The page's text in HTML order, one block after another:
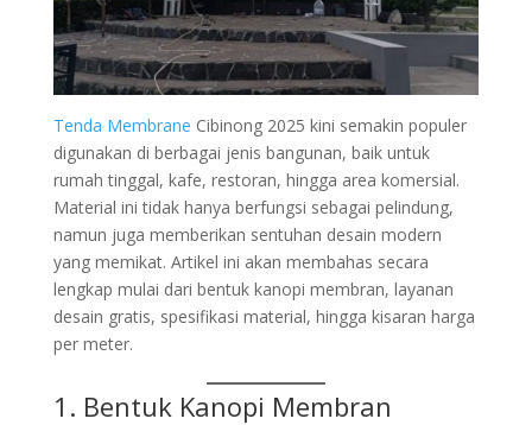
Tenda Membrane Cibinong 2025 kini semakin populer
digunakan di berbagai jenis bangunan, baik untuk
rumah tinggal, kafe, restoran, hingga area komersial.
Material ini tidak hanya berfungsi sebagai pelindung,
namun juga memberikan sentuhan desain modern
yang memikat. Artikel ini akan membahas secara
lengkap mulai dari bentuk kanopi membran, layanan
desain gratis, spesifikasi material, hingga kisaran harga
per meter.
1. Bentuk Kanopi Membran